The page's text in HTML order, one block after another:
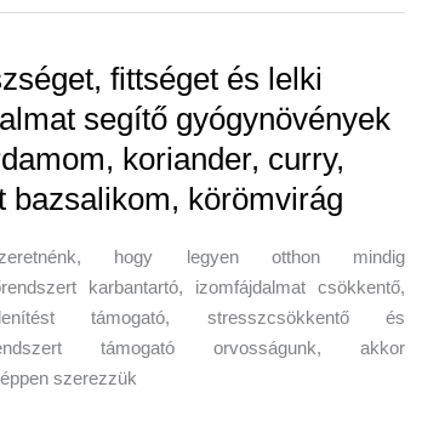
fittséget és lelki
segítő gyógynövények
koriander, curry,
bazsalikom, körömvirág
hogy legyen otthon mindig
karbantartó, izomfájdalmat csökkentő,
támogató, stresszcsökkentő és
támogató orvosságunk, akkor
szerezzük